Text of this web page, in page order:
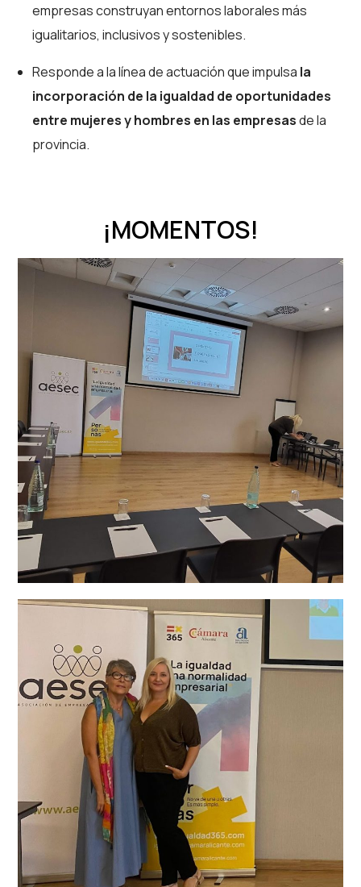
empresas construyan entornos laborales más
igualitarios, inclusivos y sostenibles.
Responde a la línea de actuación que impulsa la
incorporación de la igualdad de oportunidades
entre mujeres y hombres en las empresasde la
provincia.
¡MOMENTOS!